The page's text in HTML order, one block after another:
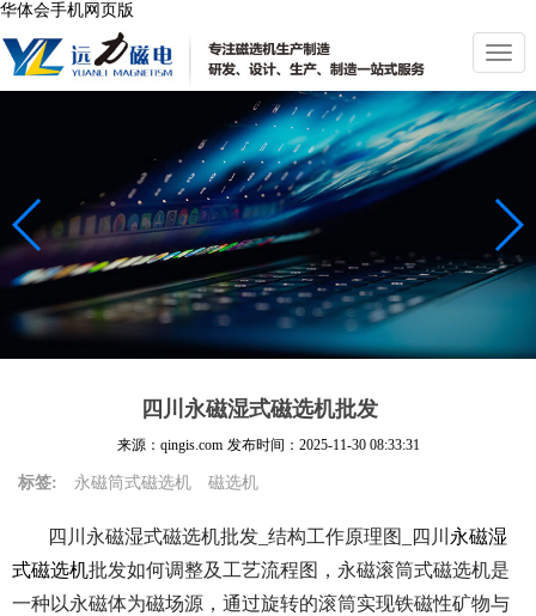
华体会手机网页版
切
换
导
航
四川永磁湿式磁选机批发
来源：qingis.com 发布时间： 2025-11-30 08:33:31
标签: 永磁筒式磁选机 磁选机
四川永磁湿式磁选机批发_结构工作原理图_四川 永磁湿
式磁选机批发如何调整及工艺流程图，永磁滚筒式磁选机是
一种以永磁体为磁场源，通过旋转的滚筒实现铁磁性矿物与